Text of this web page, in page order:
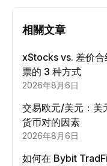
相關文章
xStocks vs. 差价
票的 3 种方式
2026年8月6日
交易欧元/美元：美
货币对的因素
2026年8月6日
如何在 Bybit